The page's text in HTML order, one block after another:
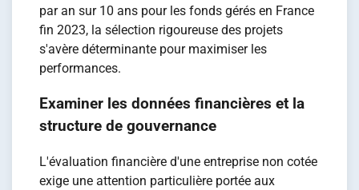
par an sur 10 ans pour les fonds gérés en France
fin 2023, la sélection rigoureuse des projets
s'avère déterminante pour maximiser les
performances.
Examiner les données financières et la
structure de gouvernance
L'évaluation financière d'une entreprise non cotée
exige une attention particulière portée aux